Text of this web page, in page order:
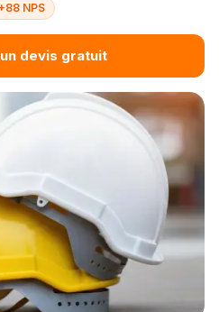
NPS
devis gratuit